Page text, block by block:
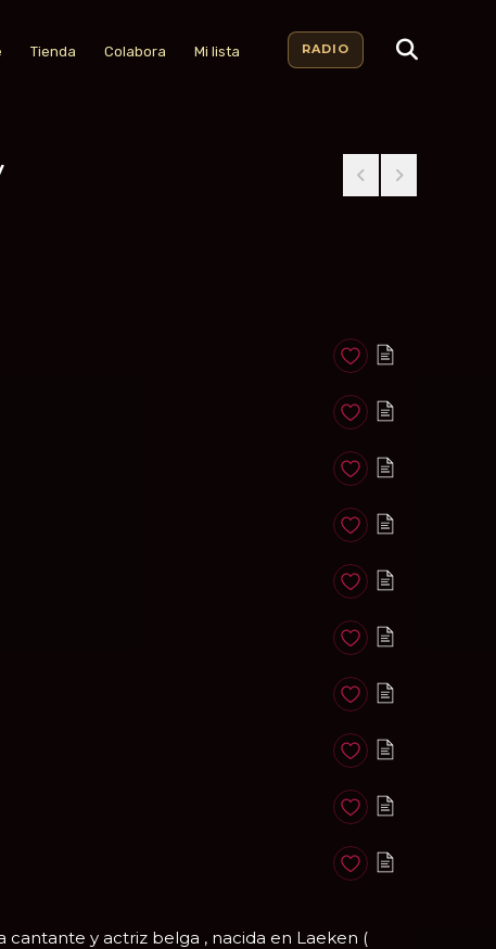
Tienda Colabora Mi lista RADIO
Anadir a favoritos
Anadir a favoritos
Anadir a favoritos
Anadir a favoritos
Anadir a favoritos
Anadir a favoritos
Anadir a favoritos
Anadir a favoritos
Anadir a favoritos
Anadir a favoritos
y actriz belga , nacida en Laeken (